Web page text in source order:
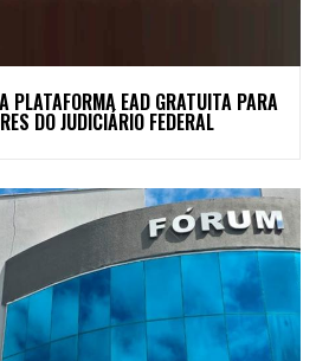
PLATAFORMA EAD GRATUITA PARA
DO JUDICIÁRIO FEDERAL